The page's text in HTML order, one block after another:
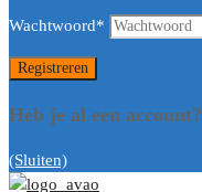
Wachtwoord*
Heb je al een account?
(Sluiten)